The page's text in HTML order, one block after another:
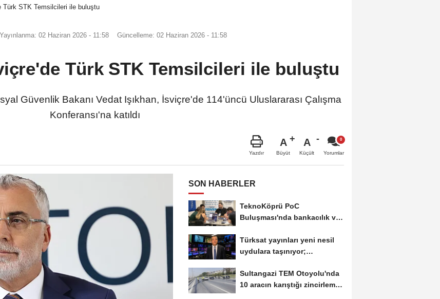
Türk STK Temsilcileri ile buluştu
Yayınlanma: 02 Haziran 2026 - 11:58 Güncelleme: 02 Haziran 2026 - 11:58
Türk STK Temsilcileri ile buluştu
Güvenlik Bakanı Vedat Işıkhan, İsviçre'de 114'üncü Uluslararası Çalışma
Konferansı'na katıldı
Yazdır
A
Büyüt
A
Küçült Yorumlar
SON HABERLER
TeknoKöprü PoC
Buluşması'nda bankacılık ve
Türksat yayınları yeni nesil
uydulara taşınıyor;
Sultangazi TEM Otoyolu'nda
10 aracın karıştığı zincirleme